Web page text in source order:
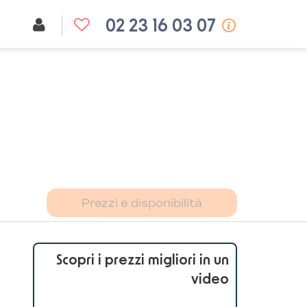
02 23 16 03 07
Prezzi e disponibilità
Scopri i prezzi migliori in un
video